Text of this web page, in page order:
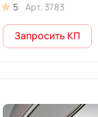
5 Арт. 3783
Запросить КП